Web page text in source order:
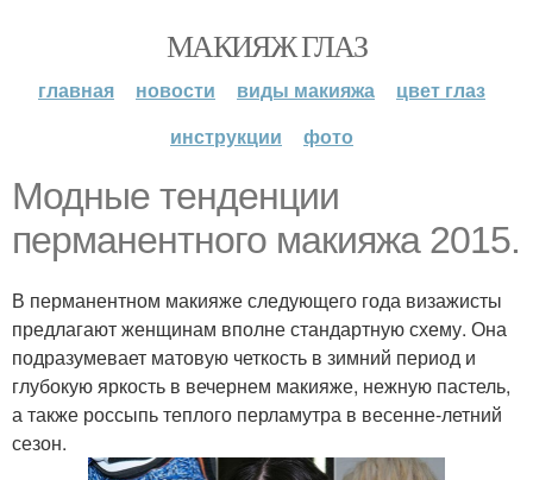
МАКИЯЖ ГЛАЗ
главная новости виды макияжа
цвет глаз
инструкции
фото
Модные тенденции
перманентного макияжа 2015.
В перманентном макияже следующего года визажисты
предлагают женщинам вполне стандартную схему. Она
подразумевает матовую четкость в зимний период и
глубокую яркость в вечернем макияже, нежную пастель,
а также россыпь теплого перламутра в весенне-летний
сезон.